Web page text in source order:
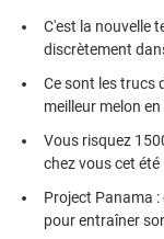
C'est la nouvelle
discrètement
Ce sont les trucs
meilleur melon
Vous risquez
chez vous cet été
Project Panama
pour entraîner